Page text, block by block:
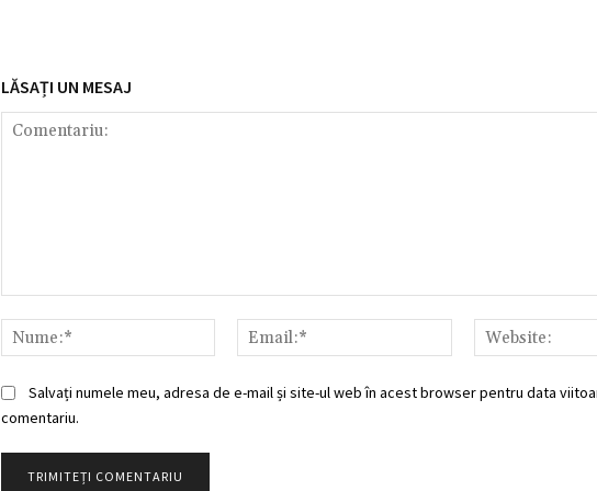
LĂSAȚI UN MESAJ
Nume:*
Email:*
Salvați numele meu, adresa de e-mail și site-ul web în acest browser pentru data
comentariu.